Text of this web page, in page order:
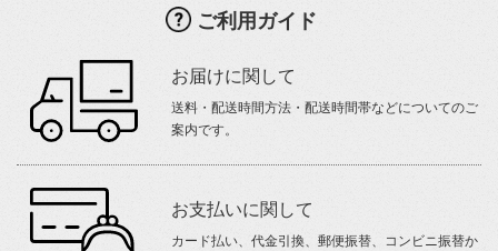
ご利用ガイド
お届けに関して
送料・配送時間方法・配送時間帯などについてのご
案内です。
お支払いに関して
カード払い、代金引換、郵便振替、コンビニ振替か